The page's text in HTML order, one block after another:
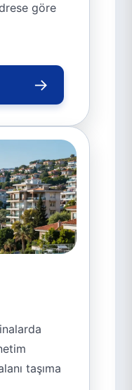
göre
→
taşıma